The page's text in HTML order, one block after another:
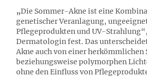
„Die Sommer-Akne ist eine
genetischer Veranlagung,
Pflegeprodukten und UV-
Dermatologin fest. Das
Akne auch von einer herkömmlichen
beziehungsweise polymorphen
ohne den Einfluss von